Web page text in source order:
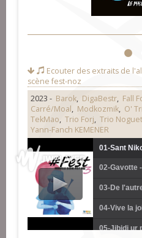
1
Ecouter des extraits de
scène fest-noz
2023 - Barok, DigaBestr, Fall
Carré/Moal, Modkozmik, O'
TekMao, Trio Forj, Trio
Yann-Fanch KEMENER
01-Sant
02-Gavotte
(gavotte)
03-De
(rond de
04-Vive la
nord Ille-et-
05-Jibidi ur